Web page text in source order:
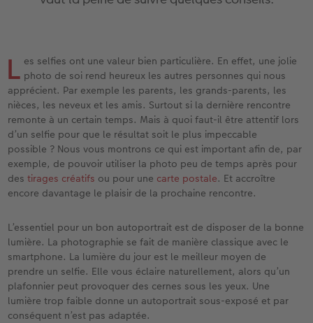
Étui personnalisé
LIVRE PHOTO CEWE Bébé
Couverture en cuir et en lin
Premières étapes
Possibilités de commande
Témoignages clients
Coffeetable Book «Art Collection»
CEWE myPhotos
Tirages photo sur papier recyclé
Lot de photos
Autocollants photo
Tirages immédiats
Photo d’identité biométrique
CEWE myPhotos
Affiche carte personnalisée
hexxas
Photo sous plexi
Photo sur alu-dibond
Photo sur bois
Photo sur carton mousse
Multi-déco
Conseils décoration murale
Autres occasions
Cartes photo
Cartes postales
Carte à l’unité
CEWE myPhotos
Jeux
Animaux de compagnie
Faber-Castell
Tirages créatifs
Boîte cadeau photo
Carte cadeau CEWE
CEWE myPhotos
Boîte à friandises personnalisée
Coques en silicone
Coques en cuir
Coques en bois
Coques avec cordon
Avec design
Calendriers muraux avec design
Calendrier mural A4 Panorama
Calendrier mural A3
Calendrier de bureau carré
CEWE myPhotos
pour l’anniversaire
Cadeaux pour le départ
Cadeaux photo pour Pâques
pour les jeunes mariés
pour l’EVJF
Mariage
Concours photos
Témoignages
Magazine CEWE
App
L es selfies ont une valeur bien particulière. En effet, une jolie
photo de soi rend heureux les autres personnes qui nous
apprécient. Par exemple les parents, les grands-parents, les
nièces, les neveux et les amis. Surtout si la dernière rencontre
remonte à un certain temps. Mais à quoi faut-il être attentif lors
d’un selfie pour que le résultat soit le plus impeccable
possible ? Nous vous montrons ce qui est important afin de, par
exemple, de pouvoir utiliser la photo peu de temps après pour
destirages créatifs ou pour une carte postale. Et accroître
encore davantage le plaisir de la prochaine rencontre.
L’essentiel pour un bon autoportrait est de disposer de la bonne
lumière. La photographie se fait de manière classique avec le
smartphone. La lumière du jour est le meilleur moyen de
prendre un selfie. Elle vous éclaire naturellement, alors qu’un
plafonnier peut provoquer des cernes sous les yeux. Une
lumière trop faible donne un autoportrait sous-exposé et par
conséquent n’est pas adaptée.